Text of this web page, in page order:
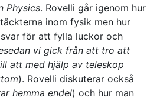
Physics. Rovelli går igenom hur
inom fysik men hur
för att fylla luckor och
vi gick från att tro att
att med hjälp av teleskop
). Rovelli diskuterar också
hemma endel) och hur man